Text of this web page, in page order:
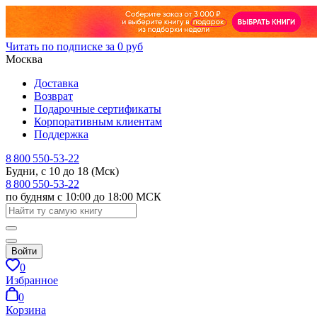
Читать по подписке за 0 руб
Москва
Доставка
Возврат
Подарочные сертификаты
Корпоративным клиентам
Поддержка
8 800 550-53-22
Будни, с 10 до 18 (Мск)
8 800 550-53-22
по будням с 10:00 до 18:00 МСК
Войти
0
Избранное
0
Корзина